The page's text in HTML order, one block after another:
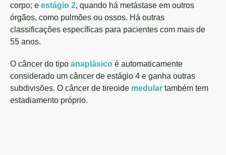
corpo; e estágio 2, quando há metástase em outros
órgãos, como pulmões ou ossos. Há outras
classificações específicas para pacientes com mais de
55 anos.
O câncer do tipo anaplásico é automaticamente
considerado um câncer de estágio 4 e ganha outras
subdivisões. O câncer de tireoide medular também tem
estadiamento próprio.